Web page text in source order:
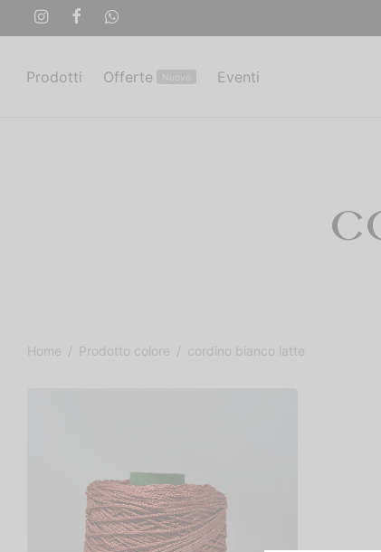
Prodotti Offerte Eventi
Home / Prodotto colore / cordino bianco latte